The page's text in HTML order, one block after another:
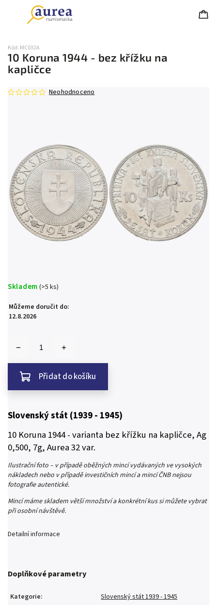
10 Koruna 1944 - bez křížku na
kapličce
Kód: MC032A
Neohodnoceno
Skladem (>5 ks)
Můžeme doručit do:
12.8.2026
Přidat do košíku
Slovenský stát (1939 - 1945)
10 Koruna 1944 - varianta bez křížku na kapličce, Ag
0,500, 7g, Aurea 32 var.
Ilustrační foto – v případě oběžných mincí vydávaných ve vysokých
nákladech nebo v případě investičních mincí a mincí ČNB nejsou
fotografie autentické.
Mincí máme skladem větší množství a konkrétní kus si můžete vybrat
při osobní návštěvě.
Detailní informace
Doplňkové parametry
Kategorie:
Slovenský stát 1939 - 1945